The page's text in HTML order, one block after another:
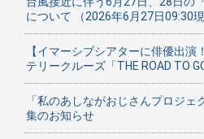
について （2026年6月27日09:30現
【イマーシブシアターに俳優出演
テリークルーズ「THE ROAD TO
「私のあしながおじさんプロジ
集のお知らせ